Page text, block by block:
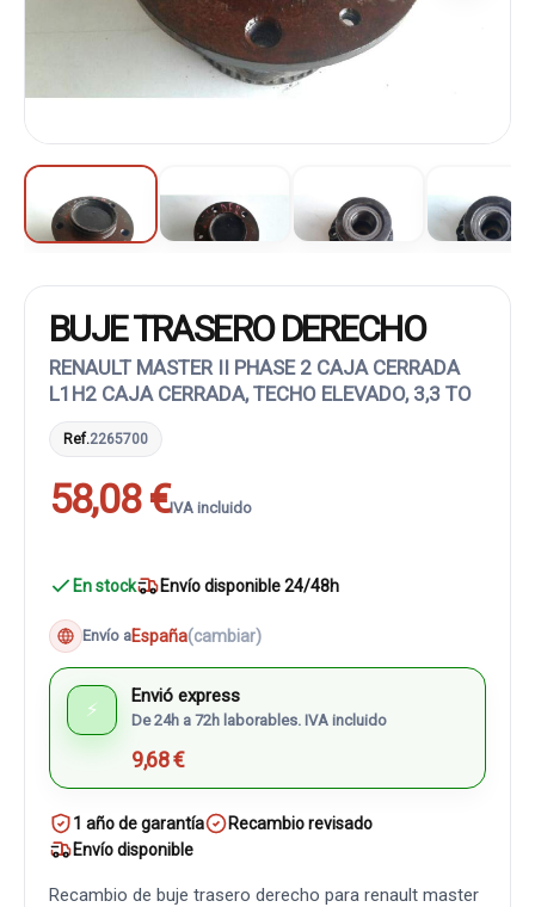
BUJE TRASERO DERECHO
RENAULT MASTER II PHASE 2 CAJA CERRADA
L1H2 CAJA CERRADA, TECHO ELEVADO, 3,3 TO
Ref.2265700
58,08 €IVA incluido
En stock Envío disponible 24/48h
Envío aEspaña(cambiar)
⚡
Envió express
De 24h a 72h laborables. IVA incluido
9,68 €
1 año de garantía
Recambio revisado
Envío disponible
Recambio de buje trasero derecho para renault master